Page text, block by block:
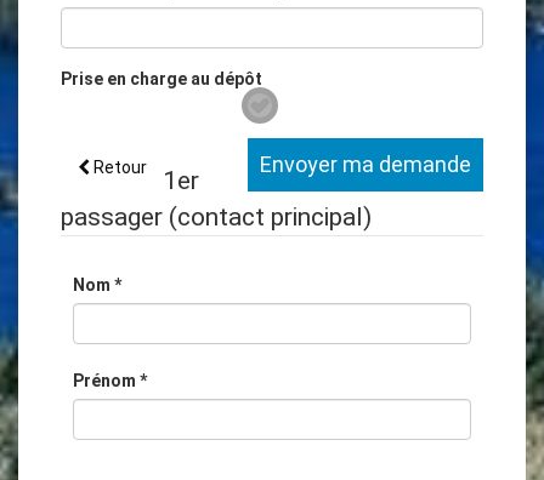
Prise en charge au dépôt
Envoyer ma demande
Retour
1er
passager (contact principal)
Nom *
Prénom *